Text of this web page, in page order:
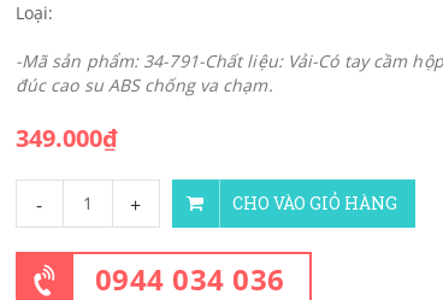
Loại:
-Mã sản phẩm: 34-791-Chất liệu: Vải-Có tay cầm
đúc cao su ABS chống va chạm.
349.000₫
- + CHO VÀO GIỎ HÀNG
0944 034 036